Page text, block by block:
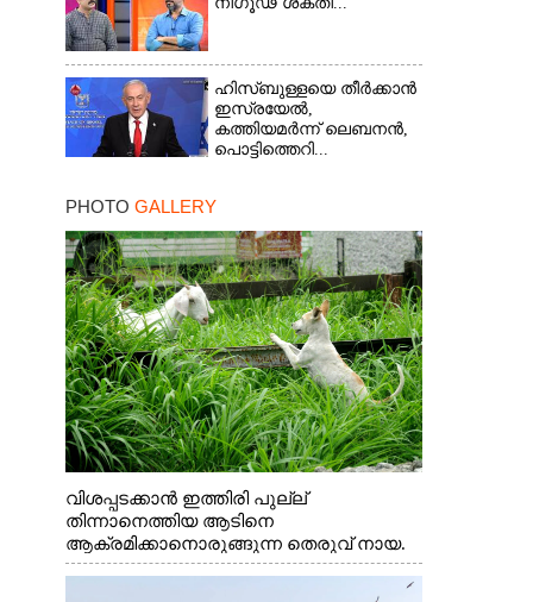
ഹിസ്ബുള്ളയെ തീർക്കാൻ
ഇസ്രയേൽ,
കത്തിയമർന്ന് ലെബനൻ,
പൊട്ടിത്തെറി...
PHOTO GALLERY
വിശപ്പടക്കാൻ ഇത്തിരി പുല്ല്
തിന്നാനെത്തിയ ആടിനെ
ആക്രമിക്കാനൊരുങ്ങുന്ന തെരുവ് നായ.
എറണാകുളം വാത്തുരുത്തിയിൽ നിന്നുള്ള